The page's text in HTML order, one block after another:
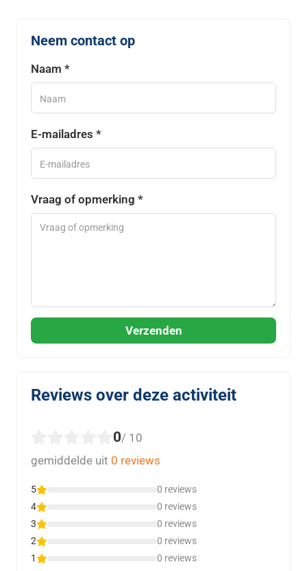
Reviews over deze activiteit
0/ 10
gemiddelde uit 0 reviews
5
0 reviews
4
0 reviews
3
0 reviews
2
0 reviews
1
0 reviews
Neem contact op
Naam *
E-mailadres *
Vraag of opmerking *
Verzenden